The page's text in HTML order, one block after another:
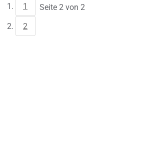
1
2
Seite 2 von 2